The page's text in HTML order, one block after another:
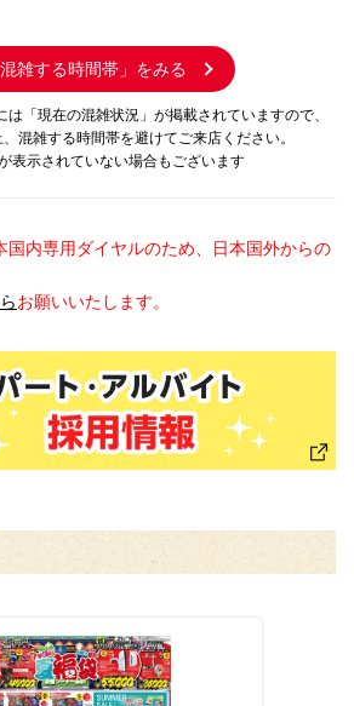
混雑する時間帯」をみる
「現在の混雑状況」が掲載されていますので、
混雑する時間帯を避けてご来店ください。
表示されていない場合もございます
国内専用ダイヤルのため、日本国外からの
お願いいたします。